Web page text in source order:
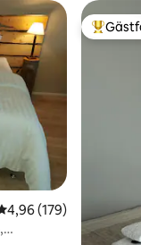
av 5 i
4,96 (179)